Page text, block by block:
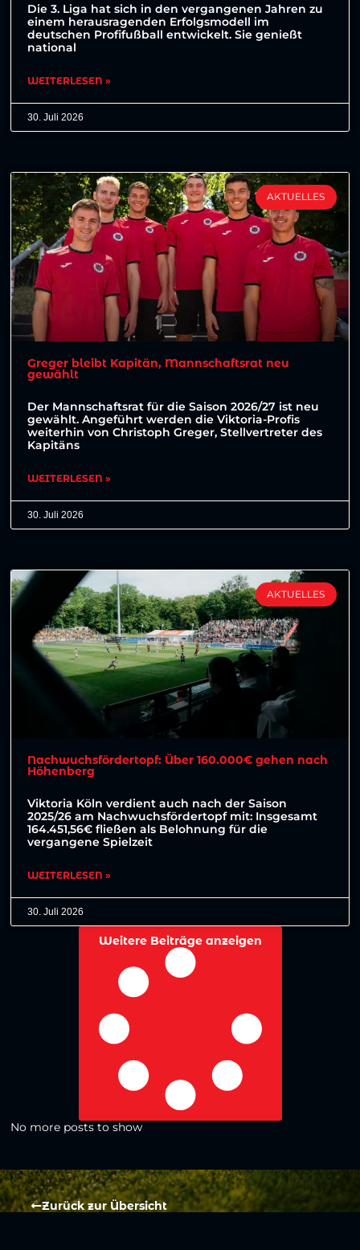
Die 3. Liga hat sich in den vergangenen Jahren zu
einem herausragenden Erfolgsmodell im
deutschen Profifußball entwickelt. Sie genießt
national
WEITERLESEN »
30. Juli 2026
AKTUELLES
Greger bleibt Kapitän, Mannschaftsrat neu
gewählt
Der Mannschaftsrat für die Saison 2026/27 ist neu
gewählt. Angeführt werden die Viktoria-Profis
weiterhin von Christoph Greger, Stellvertreter des
Kapitäns
WEITERLESEN »
30. Juli 2026
AKTUELLES
Nachwuchsfördertopf: Über 160.000€ gehen nach
Höhenberg
Viktoria Köln verdient auch nach der Saison
2025/26 am Nachwuchsfördertopf mit: Insgesamt
164.451,56€ fließen als Belohnung für die
vergangene Spielzeit
WEITERLESEN »
30. Juli 2026
Weitere Beiträge anzeigen
No more posts to show
Zurück zur Übersicht